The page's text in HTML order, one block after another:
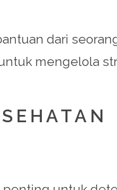
dari
mengelola